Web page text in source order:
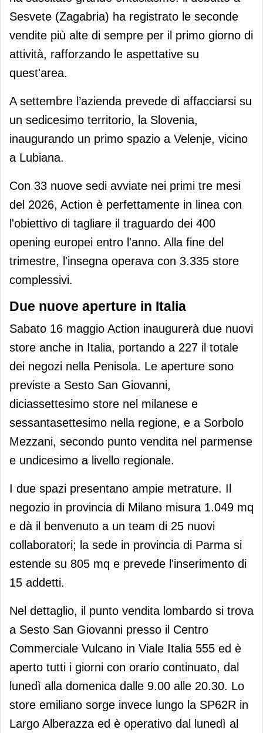
Sesvete (Zagabria) ha registrato le seconde
vendite più alte di sempre per il primo giorno di
attività, rafforzando le aspettative su
quest'area.
A settembre l’azienda prevede di affacciarsi su
un sedicesimo territorio, la Slovenia,
inaugurando un primo spazio a Velenje, vicino
a Lubiana.
Con 33 nuove sedi avviate nei primi tre mesi
del 2026, Action è perfettamente in linea con
l'obiettivo di tagliare il traguardo dei 400
opening europei entro l'anno. Alla fine del
trimestre, l'insegna operava con 3.335 store
complessivi.
Due nuove aperture in Italia
Sabato 16 maggio Action inaugurerà due nuovi
store anche in Italia, portando a 227 il totale
dei negozi nella Penisola. Le aperture sono
previste a Sesto San Giovanni,
diciassettesimo store nel milanese e
sessantasettesimo nella regione, e a Sorbolo
Mezzani, secondo punto vendita nel parmense
e undicesimo a livello regionale.
I due spazi presentano ampie metrature. Il
negozio in provincia di Milano misura 1.049 mq
e dà il benvenuto a un team di 25 nuovi
collaboratori; la sede in provincia di Parma si
estende su 805 mq e prevede l'inserimento di
15 addetti.
Nel dettaglio, il punto vendita lombardo si trova
a Sesto San Giovanni presso il Centro
Commerciale Vulcano in Viale Italia 555 ed è
aperto tutti i giorni con orario continuato, dal
lunedì alla domenica dalle 9.00 alle 20.30. Lo
store emiliano sorge invece lungo la SP62R in
Largo Alberazza ed è operativo dal lunedì al